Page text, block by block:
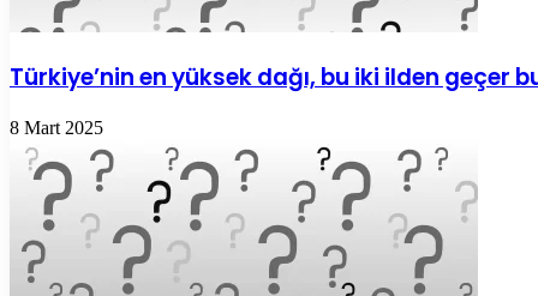
Türkiye’nin en yüksek dağı, bu iki ilden geçer
8 Mart 2025